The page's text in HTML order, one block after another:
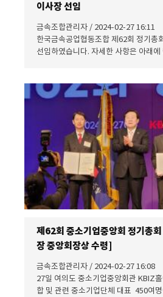
이사장 선임
금속조합관리자 / 2024-02-27 16:11
한국금속공업협동조합 제62회 정기총
선임하였습니다. 자세한 사항은 아래에 링크를 확인하여 주시
idxno=530899&fbclid=IwAR2VRJdn-
ji3CXyb98jA0s
제62회 중소기업중앙회 정기총
장 중앙회장상 수령]
금속조합관리자 / 2024-02-27 16:08
27일 여의도 중소기업중앙회관 KBIZ
합 및 관련 중소기업단체 대표 450여명이 참석한 가운데 제62